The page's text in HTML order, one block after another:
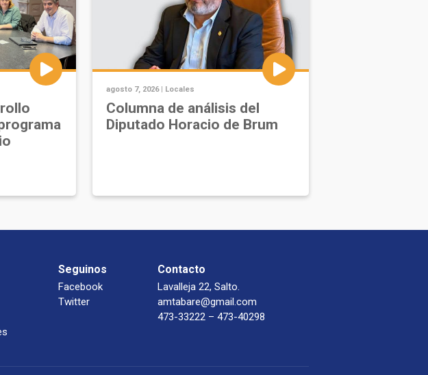
agosto 7, 2026 | Locales
Columna de análisis del
Diputado Horacio de Brum
Seguinos
Facebook
Twitter
Contacto
Lavalleja 22, Salto.
amtabare@gmail.com
473-33222 – 473-40298